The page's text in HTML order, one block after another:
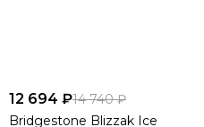
12 694 ₽14 740 ₽
Bridgestone Blizzak Ice